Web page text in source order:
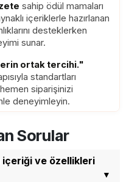
sahip ödül mamaları
içeriklerle hazırlanan
desteklerken
sunar.
ortak tercihi."
standartları
siparişinizi
deneyimleyin.
Sorular
içeriği ve özellikleri